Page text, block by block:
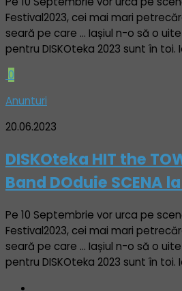
Festival2023, cei mai mari
seară pe care … Iașiul n-o să o
pentru DISKOteka 2023 sunt în toi.
0
Anunturi
20.06.2023
DISKOteka HIT the
Band DOduie SCENA
Pe 10 Septembrie vor urca pe
Festival2023, cei mai mari
seară pe care … Iașiul n-o să o
pentru DISKOteka 2023 sunt în toi.